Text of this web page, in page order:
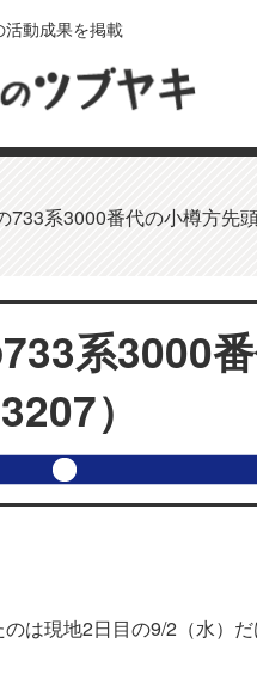
活動成果を掲載
733系3000番代の小樽方先
系3000
）
は現地2日目の9/2（水）だ